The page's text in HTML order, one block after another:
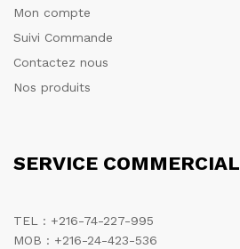
Mon compte
Suivi Commande
Contactez nous
Nos produits
SERVICE COMMERCIAL
TEL : +216-74-227-995
MOB : +216-24-423-536